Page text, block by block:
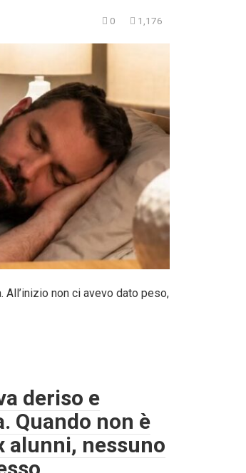
0 1,176
non ci avevo dato peso,
deriso e
Quando non è
alunni, nessuno